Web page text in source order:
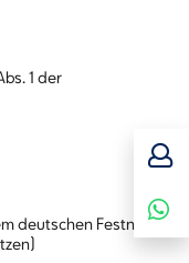
1 der
deutschen Festnetz,